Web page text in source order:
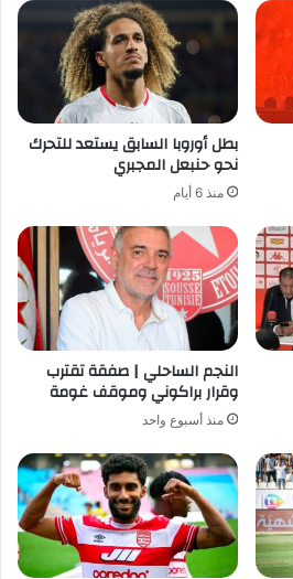
بطل أوروبا السابق يستعد للتحرك
نحو حنبعل المجبري
منذ 6 أيام
النجم الساحلي | صفقة تقترب
وقرار براكوني وموقف غومة
منذ أسبوع واحد